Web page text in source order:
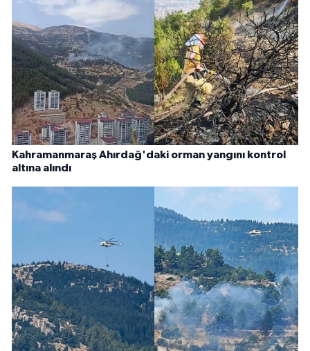
Kahramanmaraş Ahırdağ'daki orman yangını kontrol
altına alındı